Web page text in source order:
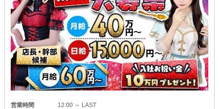
あなたと働けるのを
楽しみにしています◎
スタッフ一人ひとりの
個性に寄り添い
しっかりと研修をしていきます。
ぜひ、そんな良環境で
あなたも成長していきませんか？
＝＝＝＝＝＝＝＝＝＝＝＝＝＝＝＝＝＝＝＝＝
✻抜群に稼げる✻
正社員として採用された方には…
＼＼《入社お祝い金20万円》／／
営業時間
12:00 ～ LAST